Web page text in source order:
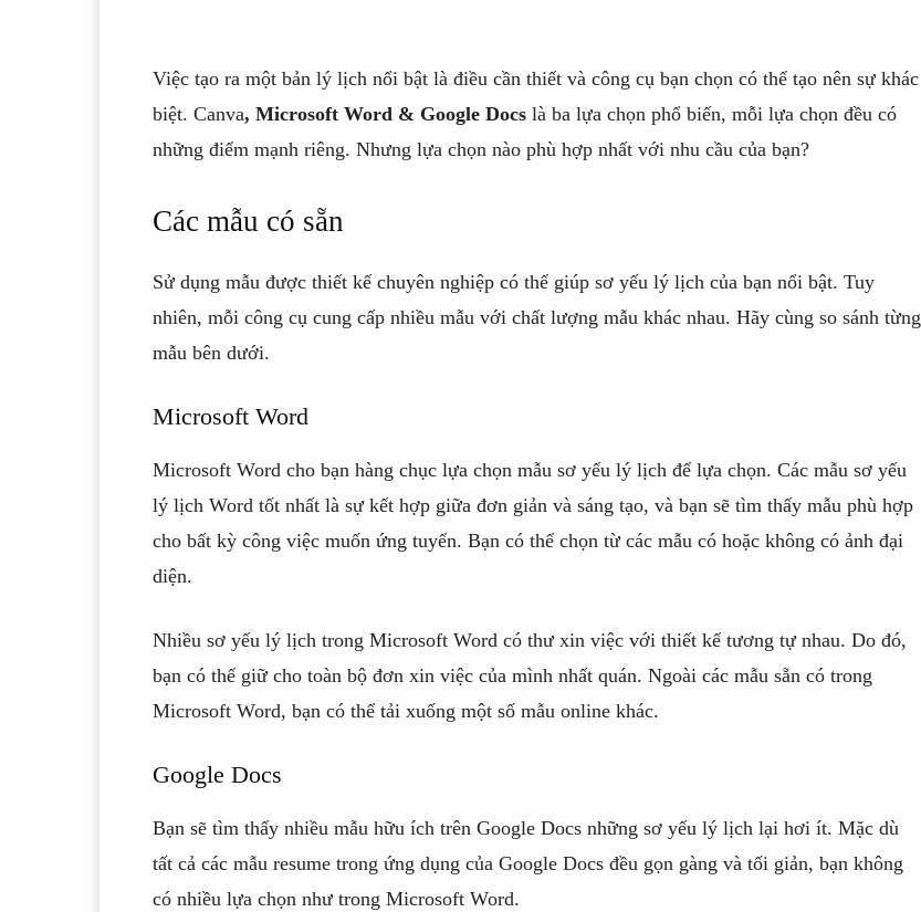
Việc tạo ra một bản lý lịch nổi bật là điều cần thiết và công cụ bạn chọn có thể tạo nên sự khác
biệt. Canva, Microsoft Word & Google Docs là ba lựa chọn phổ biến, mỗi lựa chọn đều có
những điểm mạnh riêng. Nhưng lựa chọn nào phù hợp nhất với nhu cầu của bạn?
Các mẫu có sẵn
Sử dụng mẫu được thiết kế chuyên nghiệp có thể giúp sơ yếu lý lịch của bạn nổi bật. Tuy
nhiên, mỗi công cụ cung cấp nhiều mẫu với chất lượng mẫu khác nhau. Hãy cùng so sánh từng
mẫu bên dưới.
Microsoft Word
Microsoft Word cho bạn hàng chục lựa chọn mẫu sơ yếu lý lịch để lựa chọn. Các mẫu sơ yếu
lý lịch Word tốt nhất là sự kết hợp giữa đơn giản và sáng tạo, và bạn sẽ tìm thấy mẫu phù hợp
cho bất kỳ công việc muốn ứng tuyển. Bạn có thể chọn từ các mẫu có hoặc không có ảnh đại
diện.
Nhiều sơ yếu lý lịch trong Microsoft Word có thư xin việc với thiết kế tương tự nhau. Do đó,
bạn có thể giữ cho toàn bộ đơn xin việc của mình nhất quán. Ngoài các mẫu sẵn có trong
Microsoft Word, bạn có thể tải xuống một số mẫu online khác.
Google Docs
Bạn sẽ tìm thấy nhiều mẫu hữu ích trên Google Docs những sơ yếu lý lịch lại hơi ít. Mặc dù
tất cả các mẫu resume trong ứng dụng của Google Docs đều gọn gàng và tối giản, bạn không
có nhiều lựa chọn như trong Microsoft Word.